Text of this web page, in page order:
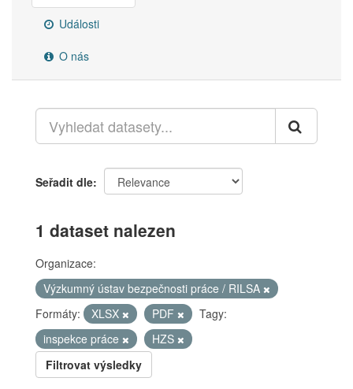
Události
O nás
Seřadit dle
1 dataset nalezen
Organizace:
Výzkumný ústav bezpečnosti práce / RILSA
Formáty:
XLSX PDF
Tagy:
inspekce práce
HZS
Filtrovat výsledky